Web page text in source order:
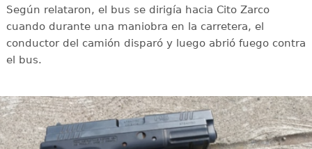
Según relataron, el bus se dirigía hacia Cito Zarco
cuando durante una maniobra en la carretera, el
conductor del camión disparó y luego abrió fuego contra
el bus.